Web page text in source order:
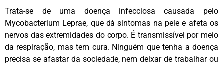
Trata-se de uma doença infecciosa causada pelo
Mycobacterium Leprae, que dá sintomas na pele e afeta os
nervos das extremidades do corpo. É transmissível por meio
da respiração, mas tem cura. Ninguém que tenha a doença
precisa se afastar da sociedade, nem deixar de trabalhar ou